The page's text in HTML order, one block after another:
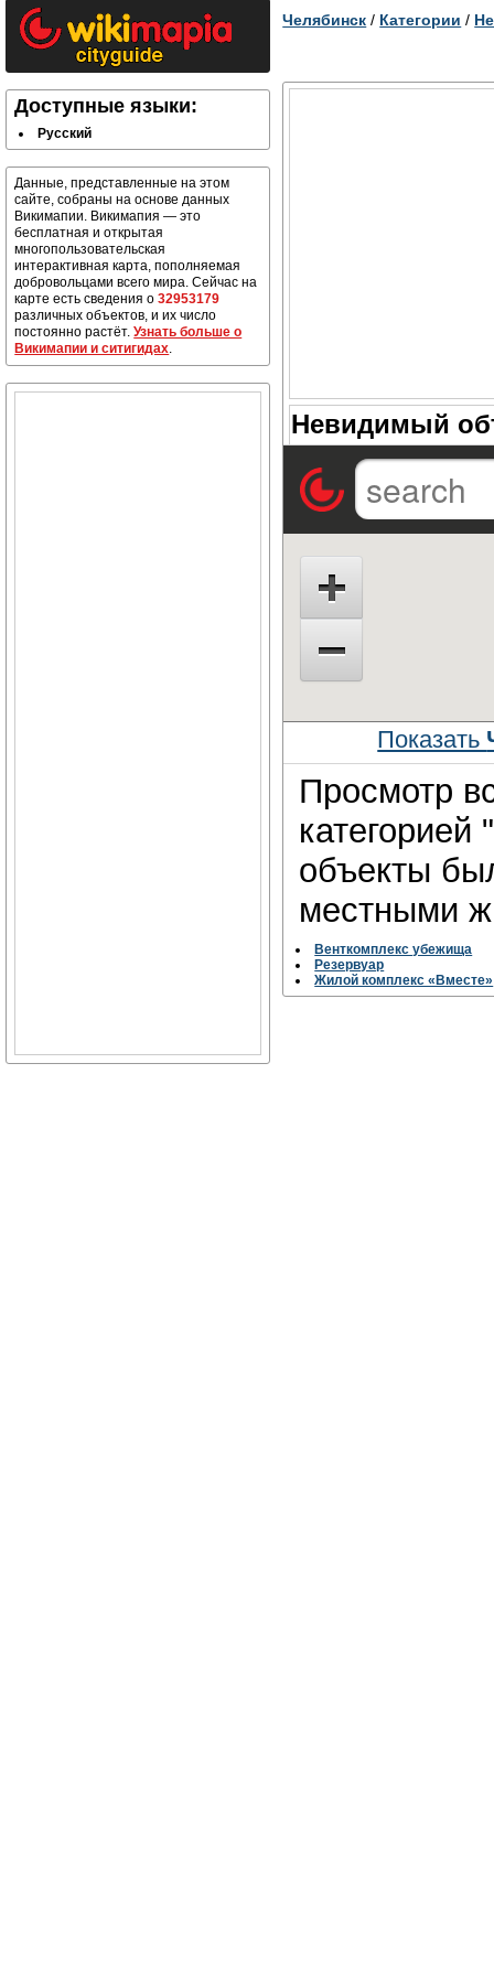
Доступные языки:
Русский
Данные, представленные на этом
сайте, собраны на основе данных
Викимапии. Викимапия — это
бесплатная и открытая
многопользовательская
интерактивная карта, пополняемая
добровольцами всего мира. Сейчас на
карте есть сведения о32953179
различных объектов, и их число
постоянно растёт.Узнать больше о
Викимапии и ситигидах.
Челябинск / Категории /
Невидимый
Показать
Просмотр
объекты
местными
Венткомплекс убежища
Резервуар
Жилой комплекс «Вместе»